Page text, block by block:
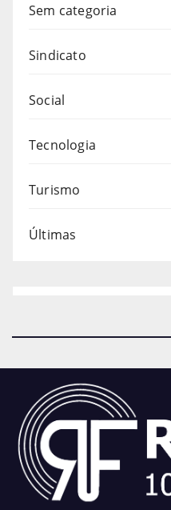
Sem categoria
Sindicato
Social
Tecnologia
Turismo
Últimas